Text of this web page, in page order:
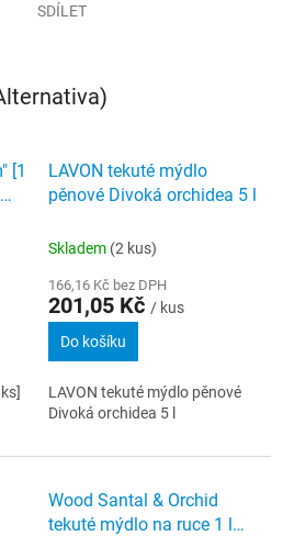
SDÍLET
[1
LAVON tekuté mýdlo
pěnové Divoká orchidea 5 l
Skladem (2 kus)
166,16 Kč bez DPH
201,05 Kč / kus
Do košíku
LAVON tekuté mýdlo pěnové
Divoká orchidea 5 l
Wood Santal & Orchid
tekuté mýdlo na ruce 1 l